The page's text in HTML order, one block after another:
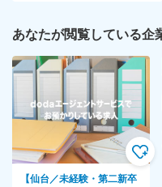
あなたが閲覧している企
【仙台／未経験・第二新卒